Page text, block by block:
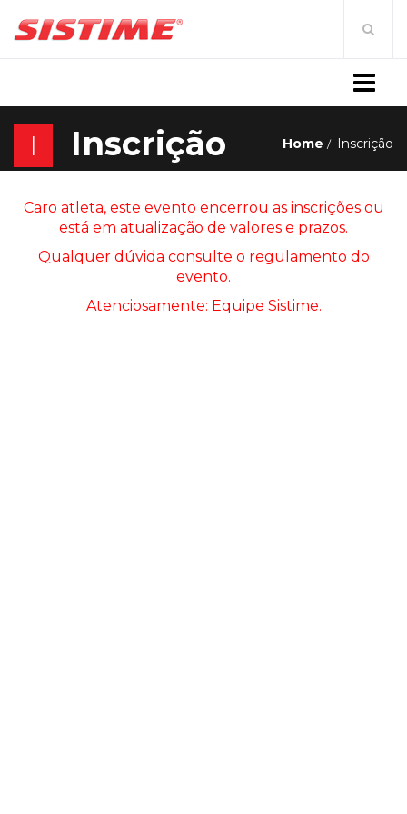
I Inscrição Home Inscrição
Caro atleta, este evento encerrou as inscrições ou
está em atualização de valores e prazos.
Qualquer dúvida consulte o regulamento do
evento.
Atenciosamente: Equipe Sistime.